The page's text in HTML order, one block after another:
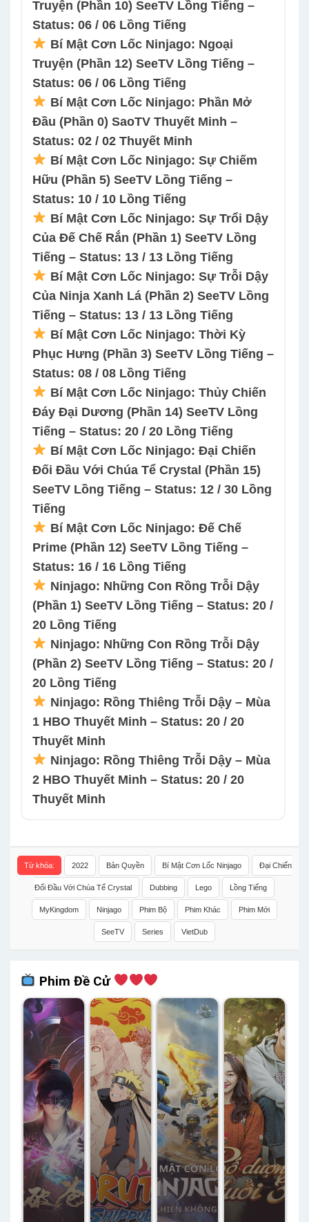
Truyện (Phần 10) SeeTV Lồng Tiếng –
Status: 06 / 06 Lồng Tiếng
Bí Mật Cơn Lốc Ninjago: Ngoại
Truyện (Phần 12) SeeTV Lồng Tiếng –
Status: 06 / 06 Lồng Tiếng
Bí Mật Cơn Lốc Ninjago: Phần Mở
Đầu (Phần 0) SaoTV Thuyết Minh –
Status: 02 / 02 Thuyết Minh
Bí Mật Cơn Lốc Ninjago: Sự Chiếm
Hữu (Phần 5) SeeTV Lồng Tiếng –
Status: 10 / 10 Lồng Tiếng
Bí Mật Cơn Lốc Ninjago: Sự Trổi Dậy
Của Đế Chế Rắn (Phần 1) SeeTV Lồng
Tiếng – Status: 13 / 13 Lồng Tiếng
Bí Mật Cơn Lốc Ninjago: Sự Trỗi Dậy
Của Ninja Xanh Lá (Phần 2) SeeTV Lồng
Tiếng – Status: 13 / 13 Lồng Tiếng
Bí Mật Cơn Lốc Ninjago: Thời Kỳ
Phục Hưng (Phần 3) SeeTV Lồng Tiếng –
Status: 08 / 08 Lồng Tiếng
Bí Mật Cơn Lốc Ninjago: Thủy Chiến
Đáy Đại Dương (Phần 14) SeeTV Lồng
Tiếng – Status: 20 / 20 Lồng Tiếng
Bí Mật Cơn Lốc Ninjago: Đại Chiến
Đối Đầu Với Chúa Tể Crystal (Phần 15)
SeeTV Lồng Tiếng – Status: 12 / 30 Lồng
Tiếng
Bí Mật Cơn Lốc Ninjago: Đế Chế
Prime (Phần 12) SeeTV Lồng Tiếng –
Status: 16 / 16 Lồng Tiếng
Ninjago: Những Con Rồng Trỗi Dậy
(Phần 1) SeeTV Lồng Tiếng – Status: 20 /
20 Lồng Tiếng
Ninjago: Những Con Rồng Trỗi Dậy
(Phần 2) SeeTV Lồng Tiếng – Status: 20 /
20 Lồng Tiếng
Ninjago: Rồng Thiêng Trỗi Dậy – Mùa
1 HBO Thuyết Minh – Status: 20 / 20
Thuyết Minh
Ninjago: Rồng Thiêng Trỗi Dậy – Mùa
2 HBO Thuyết Minh – Status: 20 / 20
Thuyết Minh
Từ khóa: 2022 Bản Quyền Bí Mật Cơn Lốc Ninjago Đại Chiến
Đối Đầu Với Chúa Tể Crystal Dubbing Lego Lồng Tiếng
MyKingdom Ninjago Phim Bộ Phim Khác Phim Mới
SeeTV Series VietDub
Phim Đề Cử